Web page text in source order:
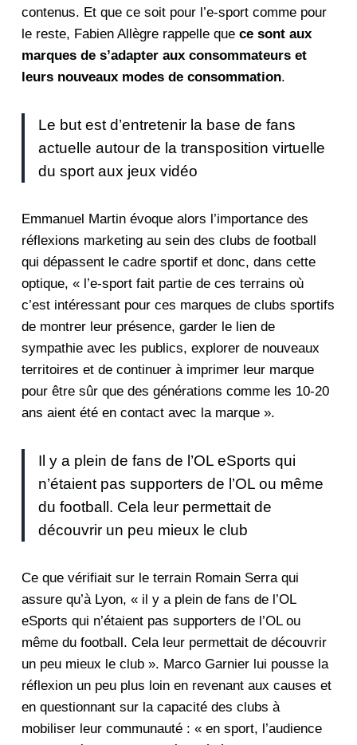
contenus. Et que ce soit pour l’e-sport comme pour
le reste, Fabien Allègre rappelle quece sont aux
marques de s’adapter aux consommateurs et
leurs nouveaux modes de consommation.
Le but est d’entretenir la base de fans
actuelle autour de la transposition virtuelle
du sport aux jeux vidéo
Emmanuel Martin évoque alors l’importance des
réflexions marketing au sein des clubs de football
qui dépassent le cadre sportif et donc, dans cette
optique, « l’e-sport fait partie de ces terrains où
c’est intéressant pour ces marques de clubs sportifs
de montrer leur présence, garder le lien de
sympathie avec les publics, explorer de nouveaux
territoires et de continuer à imprimer leur marque
pour être sûr que des générations comme les 10-20
ans aient été en contact avec la marque ».
Il y a plein de fans de l’OL eSports qui
n’étaient pas supporters de l’OL ou même
du football. Cela leur permettait de
découvrir un peu mieux le club
Ce que vérifiait sur le terrain Romain Serra qui
assure qu’à Lyon, « il y a plein de fans de l’OL
eSports qui n’étaient pas supporters de l’OL ou
même du football. Cela leur permettait de découvrir
un peu mieux le club ». Marco Garnier lui pousse la
réflexion un peu plus loin en revenant aux causes et
en questionnant sur la capacité des clubs à
mobiliser leur communauté : « en sport, l’audience